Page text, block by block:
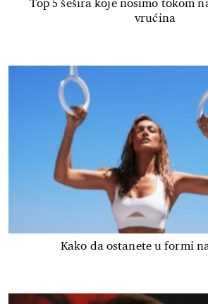
Top 5 šešira koje nosimo tokom
vrućina
Kako da ostanete u formi